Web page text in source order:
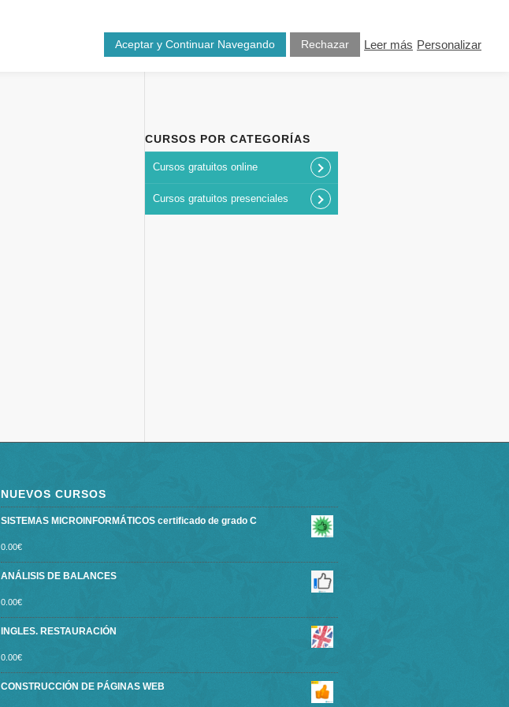
Cursos Nosotros Blog Contacto
CURSOS POR CATEGORÍAS
Cursos gratuitos online
Cursos gratuitos presenciales
NUEVOS CURSOS
SISTEMAS MICROINFORMÁTICOS certificado de grado C
0.00€
ANÁLISIS DE BALANCES
0.00€
INGLES. RESTAURACIÓN
0.00€
CONSTRUCCIÓN DE PÁGINAS WEB
Aceptar y Continuar Navegando Rechazar Leer más Personalizar